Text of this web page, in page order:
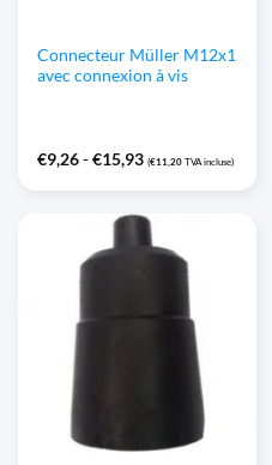
Connecteur Müller M12x1
avec connexion à vis
€9,26-€15,93Gamme
prix
€9,26
à
€15,93
(€11,20 TVA incluse)